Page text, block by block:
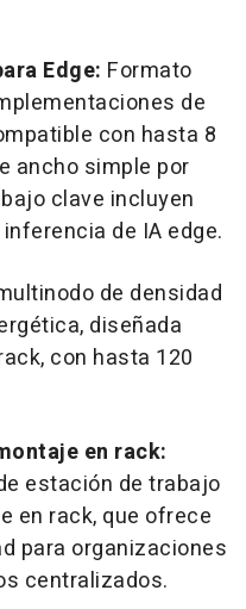
Edge: Formato
de
con hasta 8
ancho simple por
clave incluyen
de IA edge.
de densidad
diseñada
con hasta 120
en rack:
estación de trabajo
en rack, que ofrece
para organizaciones
centralizados.